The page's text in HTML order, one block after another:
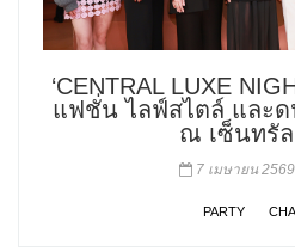
‘CENTRAL LUXE
แฟชั่น ไลฟ์สไตล์ และ
ณ เซ็นทรั
7 เมษายน
PARTY